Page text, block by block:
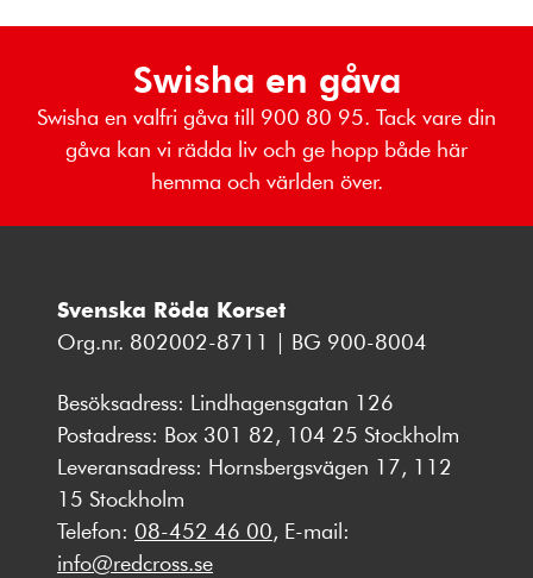
Swisha en gåva
Swisha en valfri gåva till 900 80 95. Tack vare din
gåva kan vi rädda liv och ge hopp både här
hemma och världen över.
Svenska Röda Korset
Org.nr. 802002-8711 | BG 900-8004
Besöksadress: Lindhagensgatan 126
Postadress: Box 301 82, 104 25 Stockholm
Leveransadress: Hornsbergsvägen 17, 112
15 Stockholm
Telefon: 08-452 46 00, E-mail:
info@redcross.se